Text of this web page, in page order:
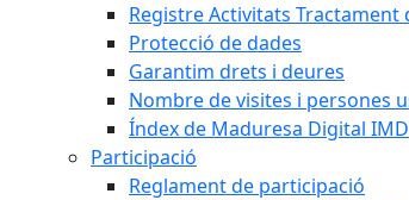
Registre Activitats Tractament
Protecció de dades
Garantim drets i deures
Nombre de visites i persones
Índex de Maduresa Digital IMD
Participació
Reglament de participació